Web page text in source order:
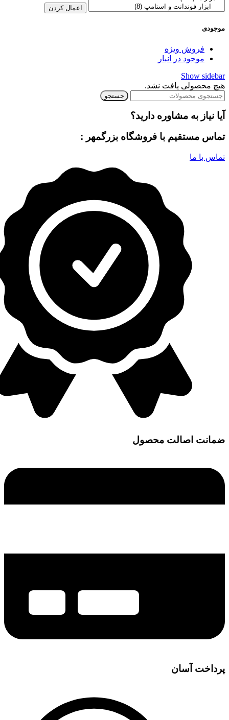
اعمال کردن
موجودی
فروش ویژه
موجود در انبار
Show sidebar
هیچ محصولی یافت نشد.
جستجو
آیا نیاز به مشاوره دارید؟
تماس مستقیم با فروشگاه بزرگمهر :
تماس با ما
ضمانت اصالت محصول
پرداخت آسان